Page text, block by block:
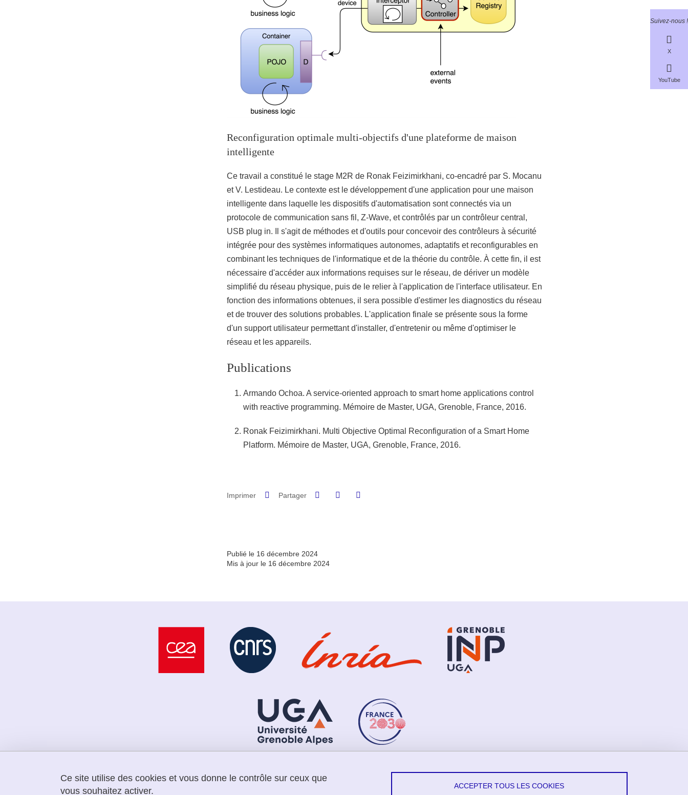
Suivez-nous !
X
YouTube
Reconfiguration optimale multi-objectifs d'une plateforme de maison
intelligente
Ce travail a constitué le stage M2R de Ronak Feizimirkhani, co-encadré par S. Mocanu
et V. Lestideau. Le contexte est le développement d'une application pour une maison
intelligente dans laquelle les dispositifs d'automatisation sont connectés via un
protocole de communication sans fil, Z-Wave, et contrôlés par un contrôleur central,
USB plug in. Il s'agit de méthodes et d'outils pour concevoir des contrôleurs à sécurité
intégrée pour des systèmes informatiques autonomes, adaptatifs et reconfigurables en
combinant les techniques de l'informatique et de la théorie du contrôle. À cette fin, il est
nécessaire d'accéder aux informations requises sur le réseau, de dériver un modèle
simplifié du réseau physique, puis de le relier à l'application de l'interface utilisateur. En
fonction des informations obtenues, il sera possible d'estimer les diagnostics du réseau
et de trouver des solutions probables. L'application finale se présente sous la forme
d'un support utilisateur permettant d'installer, d'entretenir ou même d'optimiser le
réseau et les appareils.
Publications
Armando Ochoa. A service-oriented approach to smart home applications control
with reactive programming. Mémoire de Master, UGA, Grenoble, France, 2016.
Ronak Feizimirkhani. Multi Objective Optimal Reconfiguration of a Smart Home
Platform. Mémoire de Master, UGA, Grenoble, France, 2016.
Imprimer Partager Partager sur Facebook
Partager sur LinkedIn
Publié le 16 décembre 2024
Mis à jour le 16 décembre 2024
LabEx PERSYVAL
Ce site utilise des cookies et vous donne le contrôle sur ceux que
vous souhaitez activer.
ACCEPTER TOUS LES COOKIES